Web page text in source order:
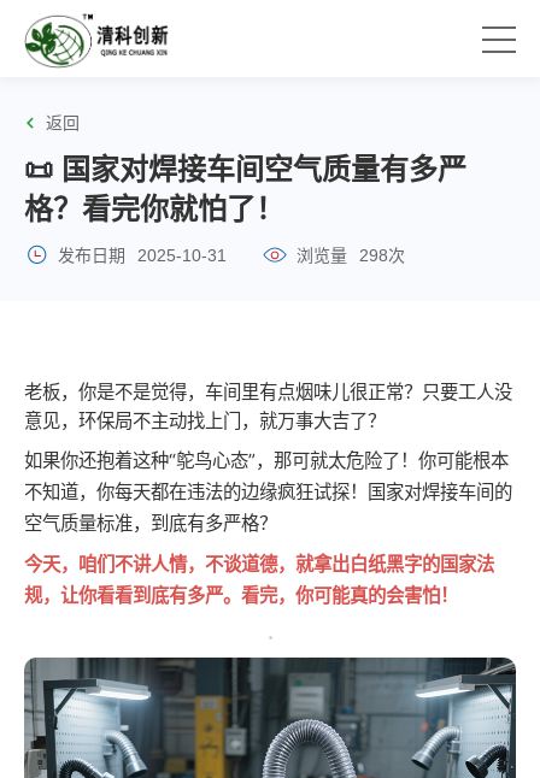
返回
📜 国家对焊接车间空气质量有多严
格？看完你就怕了！
发布日期 2025-10-31 浏览量 298次
老板，你是不是觉得，车间里有点烟味儿很正常？只要工人没
意见，环保局不主动找上门，就万事大吉了？
如果你还抱着这种“鸵鸟心态”，那可就太危险了！你可能根本
不知道，你每天都在违法的边缘疯狂试探！国家对焊接车间的
空气质量标准，到底有多严格？
今天，咱们不讲人情，不谈道德，就拿出白纸黑字的国家法
规，让你看看到底有多严。看完，你可能真的会害怕！